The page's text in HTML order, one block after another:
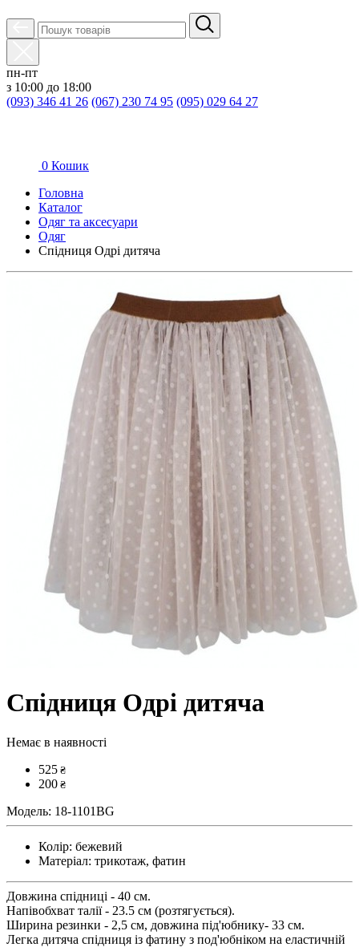
пн-пт
з 10:00 до 18:00
(093) 346 41 26 (067) 230 74 95 (095) 029 64 27
0 Кошик
Головна
Каталог
Oдяг та аксесуари
Одяг
Спідниця Одрі дитяча
Спідниця Одрі дитяча
Немає в наявності
525 ₴
200 ₴
Модель: 18-1101BG
Колір: бежевий
Матеріал: трикотаж, фатин
Довжина спідниці - 40 см.
Напівобхват талії - 23.5 см (розтягується).
Ширина резинки - 2,5 см, довжина під'юбнику- 33 см.
Легка дитяча спідниця із фатину з под'юбніком на еластичній